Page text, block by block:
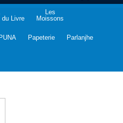
du Livre
Les
Moissons
Papeterie Parlanjhe